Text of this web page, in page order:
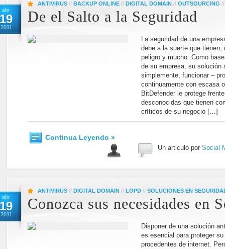
abr
19
2011
ANTIVIRUS // BACKUP ONLINE // DIGITAL DOMAIN // OUTSOURCING
De el Salto a la Seguridad
La seguridad de una
debe a la suerte que tienen,
peligro y mucho. Como
de su empresa, su solución
simplemente, funcionar –
continuamente con escasa
BitDefender le protege
desconocidas que tienen
críticos de su negocio […]
Continua Leyendo »
Un articulo por Social
abr
19
2011
ANTIVIRUS // DIGITAL DOMAIN // LOPD // SOLUCIONES EN
Conozca sus necesidades en
Disponer de una solución
es esencial para proteger
procedentes de internet.